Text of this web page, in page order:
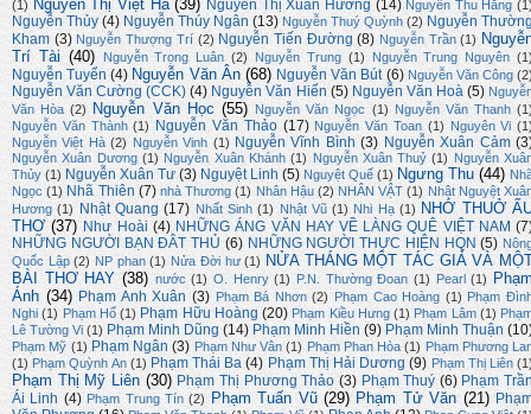
(1) Nguyễn Thị Việt Hà (39) Nguyễn Thị Xuân Hương (14) Nguyễn Thu Hằng
Nguyễn Thủy (4) Nguyễn Thúy Ngân (13) Nguyễn Thuý Quỳnh (2) Nguyễn
Kham (3) Nguyễn Thượng Trí (2) Nguyễn Tiến Đường (8) Nguyễn Trần (1)
Trí Tài (40) Nguyễn Trọng Luân (2) Nguyễn Trung (1) Nguyễn Trung Nguyên
Nguyễn Tuyển (4) Nguyễn Văn Ân (68) Nguyễn Văn Bút (6) Nguyễn Văn Công
Nguyễn Văn Cường (CCK) (4) Nguyễn Văn Hiến (5) Nguyễn Văn Hoà (5)
Văn Hòa (2) Nguyễn Văn Học (55) Nguyễn Văn Ngọc (1) Nguyễn Văn Thanh
Nguyễn Văn Thành (1) Nguyễn Văn Thảo (17) Nguyễn Văn Toan (1) Nguyên Vi
Nguyễn Việt Hà (2) Nguyễn Vinh (1) Nguyễn Vĩnh Bình (3) Nguyễn Xuân Cảm
Nguyễn Xuân Dương (1) Nguyễn Xuân Khánh (1) Nguyễn Xuân Thuỷ (1) Nguyễn
Thủy (1) Nguyễn Xuân Tư (3) Nguyệt Linh (5) Nguyệt Quế (1) Ngưng Thu (44)
Ngọc (1) Nhã Thiên (7) nhà Thương (1) Nhân Hậu (2) NHÂN VẬT (1) Nhật Nguyệt
Hương (1) Nhật Quang (17) Nhất Sinh (1) Nhật Vũ (1) Nhi Hạ (1) NHỚ THUỞ
THƠ (37) Như Hoài (4) NHỮNG ÁNG VĂN HAY VỀ LÀNG QUÊ VIỆT NAM
NHỮNG NGƯỜI BẠN ĐÂT THỦ (6) NHỮNG NGƯỜI THỰC HIỆN HQN (5)
Quốc Lập (2) NP phan (1) Nửa Đời hư (1) NỬA THÁNG MỘT TÁC GIẢ VÀ
BÀI THƠ HAY (38) nước (1) O. Henry (1) P.N. Thường Đoan (1) Pearl (1)
Ánh (34) Phạm Anh Xuân (3) Phạm Bá Nhơn (2) Phạm Cao Hoàng (1) Phạm
Nghi (1) Phạm Hổ (1) Phạm Hữu Hoàng (20) Phạm Kiều Hưng (1) Phạm Lâm (1)
Lê Tường Vi (1) Phạm Minh Dũng (14) Phạm Minh Hiền (9) Phạm Minh Thuận
Phạm Mỹ (1) Phạm Ngân (3) Phạm Như Vân (1) Phạm Phan Hòa (1) Phạm Phương
(1) Phạm Quỳnh An (1) Phạm Thái Ba (4) Phạm Thị Hải Dương (9) Phạm Thị Liên
Phạm Thị Mỹ Liên (30) Phạm Thị Phương Thảo (3) Phạm Thuý (6) Phạm
Ái Linh (4) Phạm Trung Tín (2) Phạm Tuấn Vũ (29) Phạm Tử Văn (21)